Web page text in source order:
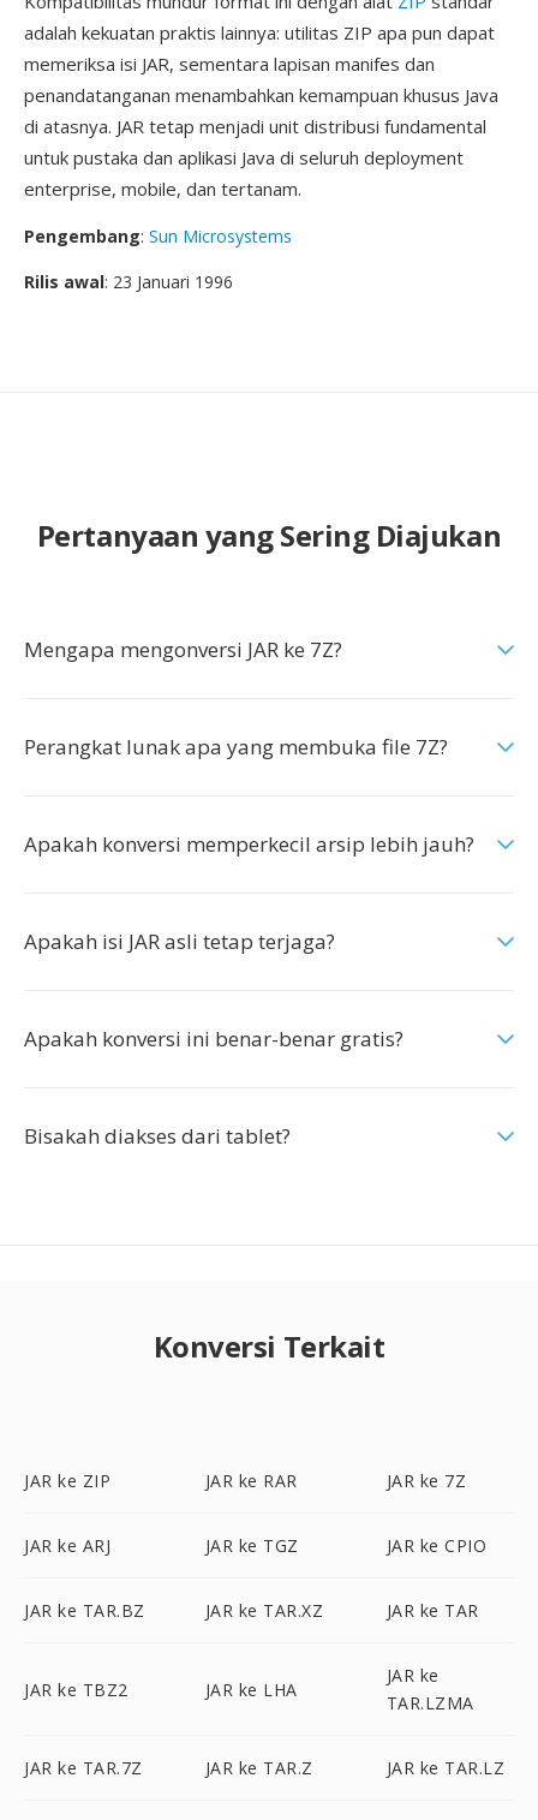
adalah kekuatan praktis lainnya: utilitas ZIP apa pun dapat
memeriksa isi JAR, sementara lapisan manifes dan
penandatanganan menambahkan kemampuan khusus Java
di atasnya. JAR tetap menjadi unit distribusi fundamental
untuk pustaka dan aplikasi Java di seluruh deployment
enterprise, mobile, dan tertanam.
Pengembang: Sun Microsystems
Rilis awal: 23 Januari 1996
Pertanyaan yang Sering Diajukan
Mengapa mengonversi JAR ke 7Z?
Perangkat lunak apa yang membuka file 7Z?
Apakah konversi memperkecil arsip lebih jauh?
Apakah isi JAR asli tetap terjaga?
Apakah konversi ini benar-benar gratis?
Bisakah diakses dari tablet?
Konversi Terkait
JAR ke ZIP JAR ke RAR JAR ke 7Z
JAR ke ARJ JAR ke TGZ JAR ke CPIO
JAR ke TAR.BZ JAR ke TAR.XZ JAR ke TAR
JAR ke TBZ2 JAR ke LHA
JAR ke
TAR.LZMA
JAR ke TAR.7Z JAR ke TAR.Z JAR ke TAR.LZ